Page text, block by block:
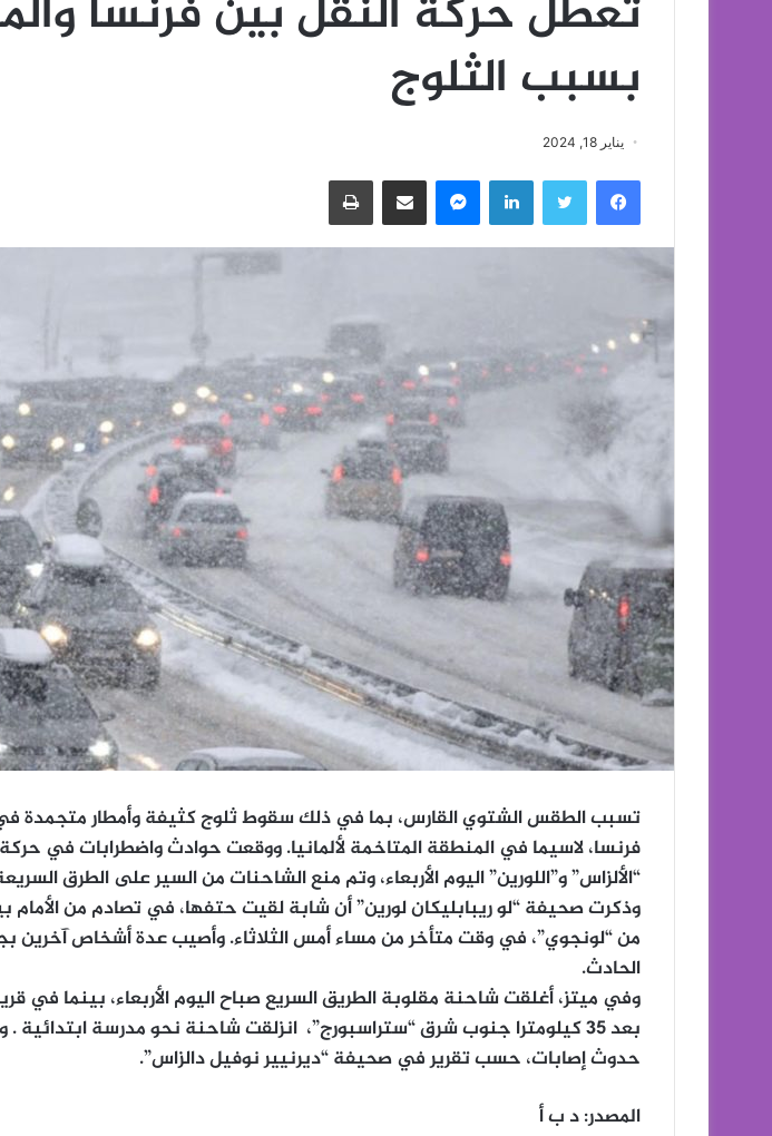
تعطل حركة النقل بين فرنسا
بسبب الثلوج
يناير 18, 2024
فيسبوك تويتر لينكدإن ماسنجر مشاركة عبر البريد طباعة
تسبب الطقس الشتوي القارس، بما في ذلك سقوط ثلوج كثيفة وأمطار
فرنسا، لاسيما في المنطقة المتاخمة لألمانيا. ووقعت حوادث واضطرابات في حركة
“الألزاس” و”اللورين” اليوم الأربعاء، وتم منع الشاحنات من السير على الطرق
وذكرت صحيفة “لو ريبابليكان لورين” أن شابة لقيت حتفها، في تصادم من الأمام
من “لونجوي”، في وقت متأخر من مساء أمس الثلاثاء. وأصيب عدة أشخاص آخرين
الحادث.
وفي ميتز، أغلقت شاحنة مقلوبة الطريق السريع صباح اليوم الأربعاء، بينما في
بعد 35 كيلومترا جنوب شرق “ستراسبورج”، انزلقت شاحنة نحو مدرسة
حدوث إصابات، حسب تقرير في صحيفة “ديرنيير نوفيل دالزاس”.
المصدر: د ب أ